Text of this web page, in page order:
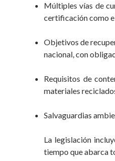
Múltiples vías de
certificación como
Objetivos de
nacional, con
Requisitos de
materiales
Salvaguardias
La legislación
tiempo que abarca